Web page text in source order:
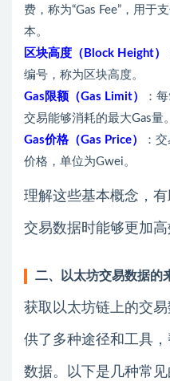
费，称为“Gas Fee”，用于
本。
区块高度（Block Height）
编号，称为区块高度。
Gas限额（Gas Limit）
：
交易能够消耗的最大Gas量。
Gas价格（Gas Price）
：
价格，单位为Gwei。
理解这些基本概念，
交易数据时能够更加高
二、以太坊交易数据的
获取以太坊链上的交
供了多种途径和工具
数据。以下是几种常见